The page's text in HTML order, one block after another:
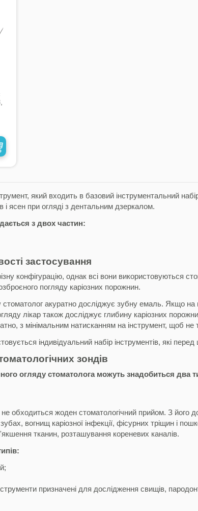
який входить в базовий інструментальний
і ясен при огляді з дентальним дзеркалом.
з двох частин:
застосування
конфігурацію, однак всі вони використовуються
погляду каріозних порожнин.
стоматолог акуратно досліджує зубну емаль. Якщо
лікар також досліджує глибину каріозних
з мінімальним натисканням на інструмент, щоб не
індивідуальний набір інструментів, які
зондів
огляду стоматолога можуть знадобиться два
не обходиться жоден стоматологічний прийом. З
вогнищ каріозної інфекції, фісурних тріщин і
тканин, розташування кореневих каналів.
призначені для дослідження свищів,